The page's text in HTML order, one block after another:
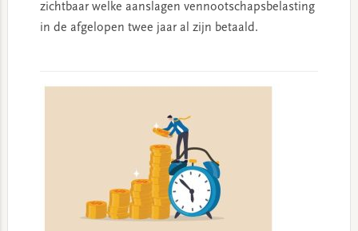
zichtbaar welke aanslagen vennootschapsbelasting
in de afgelopen twee jaar al zijn betaald.